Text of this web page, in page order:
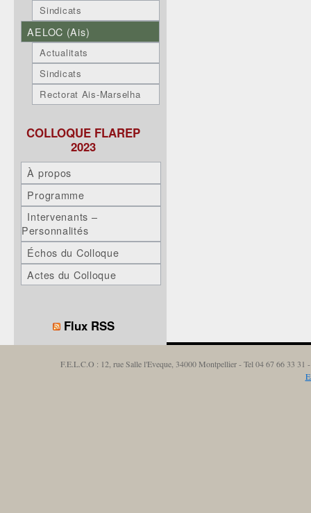
Sindicats
AELOC (Ais)
Actualitats
Sindicats
Rectorat Ais-Marselha
COLLOQUE FLAREP
2023
À propos
Programme
Intervenants –
Personnalités
Échos du Colloque
Actes du Colloque
Flux RSS
F.E.L.C.O : 12, rue Salle l'Eveque, 34000 Montpellier - Tel 04 67 66 33